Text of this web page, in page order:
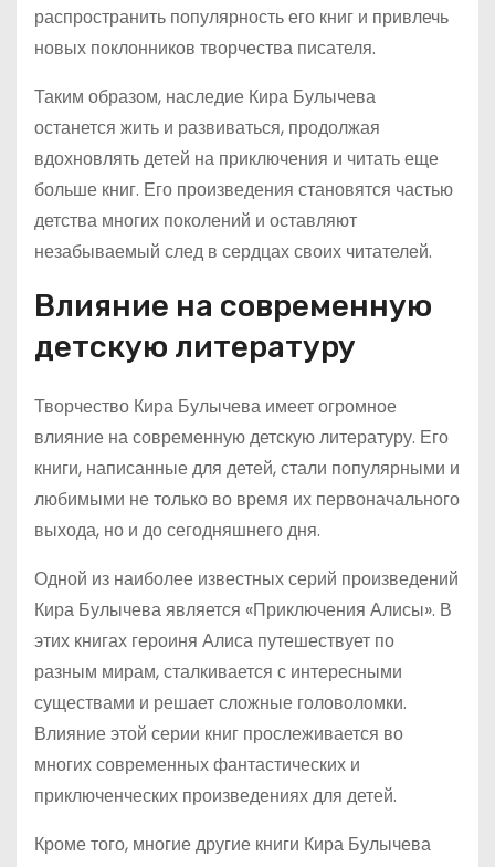
распространить популярность его книг и привлечь
новых поклонников творчества писателя.
Таким образом, наследие Кира Булычева
останется жить и развиваться, продолжая
вдохновлять детей на приключения и читать еще
больше книг. Его произведения становятся частью
детства многих поколений и оставляют
незабываемый след в сердцах своих читателей.
Влияние на современную
детскую литературу
Творчество Кира Булычева имеет огромное
влияние на современную детскую литературу. Его
книги, написанные для детей, стали популярными и
любимыми не только во время их первоначального
выхода, но и до сегодняшнего дня.
Одной из наиболее известных серий произведений
Кира Булычева является «Приключения Алисы». В
этих книгах героиня Алиса путешествует по
разным мирам, сталкивается с интересными
существами и решает сложные головоломки.
Влияние этой серии книг прослеживается во
многих современных фантастических и
приключенческих произведениях для детей.
Кроме того, многие другие книги Кира Булычева